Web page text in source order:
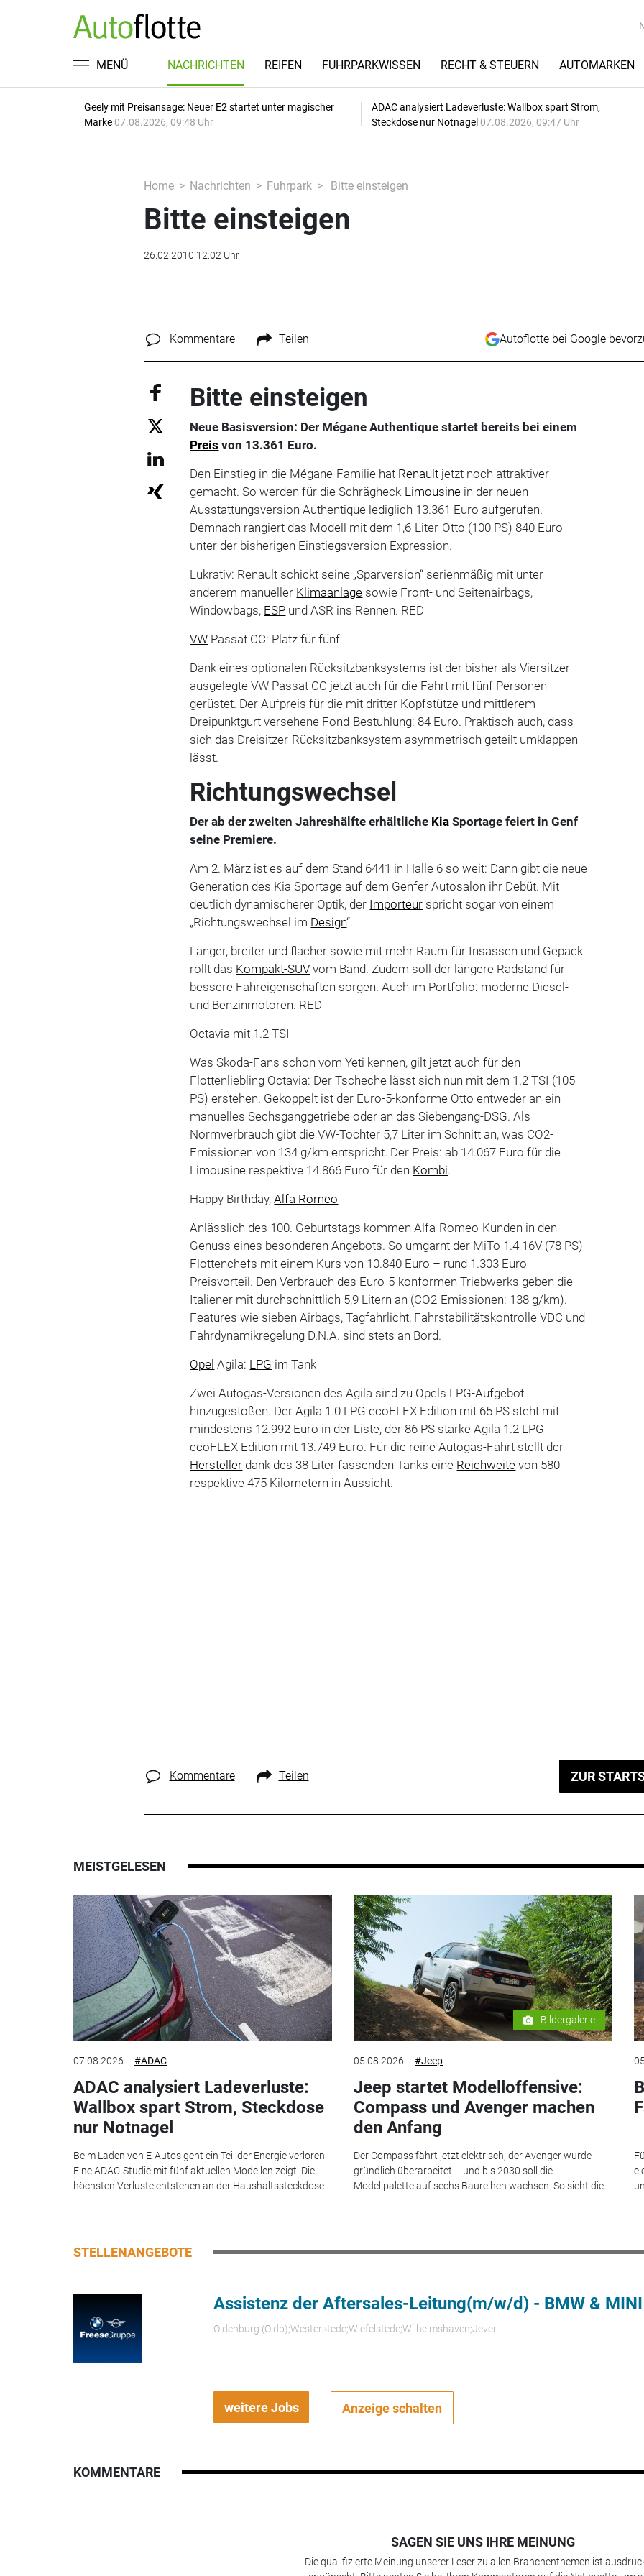
MENÜ NACHRICHTEN REIFEN FUHRPARKWISSEN RECHT & STEUERN AUTOMARKEN
Geely mit Preisansage: Neuer E2 startet unter magischer
Marke 07.08.2026, 09:48 Uhr
ADAC analysiert Ladeverluste: Wallbox spart Strom,
Steckdose nur Notnagel 07.08.2026, 09:47 Uhr
Home Nachrichten Fuhrpark Bitte einsteigen
Bitte einsteigen
26.02.2010 12:02 Uhr
Kommentare Teilen Autoflotte bei Google
Bitte einsteigen
Neue Basisversion: Der Mégane Authentique startet bereits bei einem
Preis von 13.361 Euro.
Den Einstieg in die Mégane-Familie hat Renault jetzt noch attraktiver
gemacht. So werden für die Schrägheck-Limousine in der neuen
Ausstattungsversion Authentique lediglich 13.361 Euro aufgerufen.
Demnach rangiert das Modell mit dem 1,6-Liter-Otto (100 PS) 840 Euro
unter der bisherigen Einstiegsversion Expression.
Lukrativ: Renault schickt seine „Sparversion“ serienmäßig mit unter
anderem manueller Klimaanlage sowie Front- und Seitenairbags,
Windowbags, ESP und ASR ins Rennen. RED
VW Passat CC: Platz für fünf
Dank eines optionalen Rücksitzbanksystems ist der bisher als Viersitzer
ausgelegte VW Passat CC jetzt auch für die Fahrt mit fünf Personen
gerüstet. Der Aufpreis für die mit dritter Kopfstütze und mittlerem
Dreipunktgurt versehene Fond-Bestuhlung: 84 Euro. Praktisch auch, dass
sich das Dreisitzer-Rücksitzbanksystem asymmetrisch geteilt umklappen
lässt.
Richtungswechsel
Der ab der zweiten Jahreshälfte erhältliche Kia Sportage feiert in Genf
seine Premiere.
Am 2. März ist es auf dem Stand 6441 in Halle 6 so weit: Dann gibt die neue
Generation des Kia Sportage auf dem Genfer Autosalon ihr Debüt. Mit
deutlich dynamischerer Optik, der Importeur spricht sogar von einem
„Richtungswechsel im Design“.
Länger, breiter und flacher sowie mit mehr Raum für Insassen und Gepäck
rollt das Kompakt-SUV vom Band. Zudem soll der längere Radstand für
bessere Fahreigenschaften sorgen. Auch im Portfolio: moderne Diesel-
und Benzinmotoren. RED
Octavia mit 1.2 TSI
Was Skoda-Fans schon vom Yeti kennen, gilt jetzt auch für den
Flottenliebling Octavia: Der Tscheche lässt sich nun mit dem 1.2 TSI (105
PS) erstehen. Gekoppelt ist der Euro-5-konforme Otto entweder an ein
manuelles Sechsganggetriebe oder an das Siebengang-DSG. Als
Normverbrauch gibt die VW-Tochter 5,7 Liter im Schnitt an, was CO2-
Emissionen von 134 g/km entspricht. Der Preis: ab 14.067 Euro für die
Limousine respektive 14.866 Euro für den Kombi.
Happy Birthday,Alfa Romeo
Anlässlich des 100. Geburtstags kommen Alfa-Romeo-Kunden in den
Genuss eines besonderen Angebots. So umgarnt der MiTo 1.4 16V (78 PS)
Flottenchefs mit einem Kurs von 10.840 Euro – rund 1.303 Euro
Preisvorteil. Den Verbrauch des Euro-5-konformen Triebwerks geben die
Italiener mit durchschnittlich 5,9 Litern an (CO2-Emissionen: 138 g/km).
Features wie sieben Airbags, Tagfahrlicht, Fahrstabilitätskontrolle VDC und
Fahrdynamikregelung D.N.A. sind stets an Bord.
Opel Agila: LPG im Tank
Zwei Autogas-Versionen des Agila sind zu Opels LPG-Aufgebot
hinzugestoßen. Der Agila 1.0 LPG ecoFLEX Edition mit 65 PS steht mit
mindestens 12.992 Euro in der Liste, der 86 PS starke Agila 1.2 LPG
ecoFLEX Edition mit 13.749 Euro. Für die reine Autogas-Fahrt stellt der
Hersteller dank des 38 Liter fassenden Tanks eine Reichweite von 580
respektive 475 Kilometern in Aussicht.
Kommentare Teilen ZUR
MEISTGELESEN
07.08.2026 #ADAC
ADAC analysiert Ladeverluste:
Wallbox spart Strom, Steckdose
nur Notnagel
Beim Laden von E-Autos geht ein Teil der Energie verloren.
Eine ADAC-Studie mit fünf aktuellen Modellen zeigt: Die
höchsten Verluste entstehen an der Haushaltssteckdose...
Bildergalerie
05.08.2026 #Jeep
Jeep startet Modelloffensive:
Compass und Avenger machen
den Anfang
Der Compass fährt jetzt elektrisch, der Avenger wurde
gründlich überarbeitet – und bis 2030 soll die
Modellpalette auf sechs Baureihen wachsen. So sieht die...
STELLENANGEBOTE
Assistenz der Aftersales-Leitung(m/w/d) - BMW & MINI
Oldenburg (Oldb);Westerstede;Wiefelstede;Wilhelmshaven;Jever
weitere Jobs Anzeige schalten
KOMMENTARE
SAGEN SIE UNS IHRE MEINUNG
Die qualifizierte Meinung unserer Leser zu allen Branchenthemen ist